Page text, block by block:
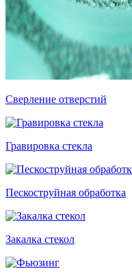
Сверление отверстий
Гравировка стекла
Пескоструйная обработка
Закалка стекол